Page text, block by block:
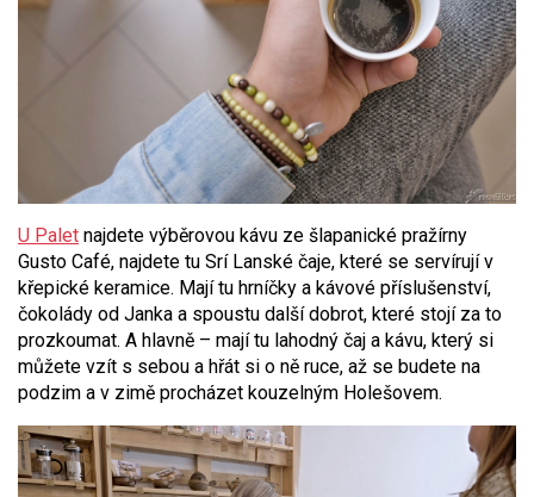
U Palet najdete výběrovou kávu ze šlapanické pražírny
Gusto Café, najdete tu Srí Lanské čaje, které se servírují v
křepické keramice. Mají tu hrníčky a kávové příslušenství,
čokolády od Janka a spoustu další dobrot, které stojí za to
prozkoumat. A hlavně – mají tu lahodný čaj a kávu, který si
můžete vzít s sebou a hřát si o ně ruce, až se budete na
podzim a v zimě procházet kouzelným Holešovem.